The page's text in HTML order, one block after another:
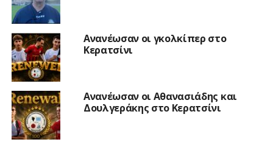
Ανανέωσαν οι γκολκίπερ στο
Κερατσίνι
Ανανέωσαν οι Αθανασιάδης και
Δουλγεράκης στο Κερατσίνι